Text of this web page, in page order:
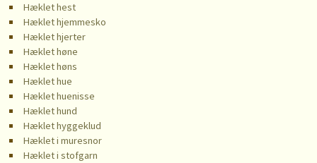
Hæklet hest
Hæklet hjemmesko
Hæklet hjerter
Hæklet høne
Hæklet høns
Hæklet hue
Hæklet huenisse
Hæklet hund
Hæklet hyggeklud
Hæklet i muresnor
Hæklet i stofgarn